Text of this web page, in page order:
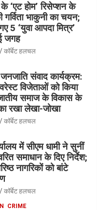
के ‘एट होम’ रिसेप्शन के
गर्विता भाकुनी का चयन;
5 ‘युवा आपदा मित्र’
जगह
कॉर्बेट हलचल
संवाद कार्यक्रम:
विजेताओं को किया
समाज के विकास के
रखा लेखा-जोखा
कॉर्बेट हलचल
में सीएम धामी ने सुनीं
समाधान के दिए निर्देश;
नागरिकों को बांटे
कॉर्बेट हलचल
CRIME